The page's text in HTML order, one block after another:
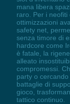
mana libera
raro. Per i
ottimizzazioni
safety net,
senza timore di
hardcore come
è fatale, la
alleato
compromessi.
party o
battaglie di
gioco,
tattico continuo.